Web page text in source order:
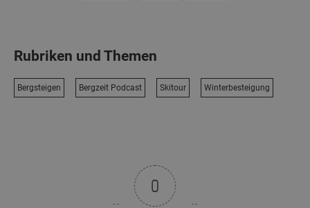
Rubriken und Themen
Bergsteigen Bergzeit Podcast Skitour Winterbesteigung
0